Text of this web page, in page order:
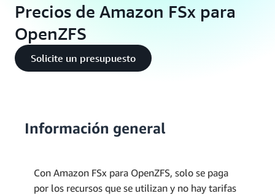
Precios de Amazon FSx para
OpenZFS
Solicite un presupuesto
Información general
Con Amazon FSx para OpenZFS, solo se paga
por los recursos que se utilizan y no hay tarifas